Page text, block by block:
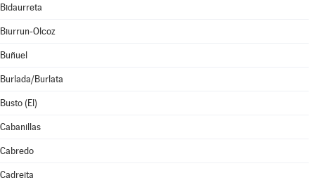
Bidaurreta
Biurrun-Olcoz
Buñuel
Burlada/Burlata
Busto (El)
Cabanillas
Cabredo
Cadreita